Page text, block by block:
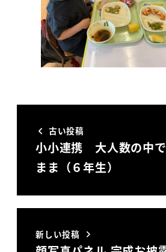
古い投稿
小小連携 大人数の中
まま（６年生）
新しい投稿